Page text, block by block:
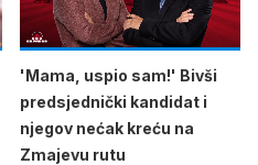
'Mama, uspio sam!' Bivši
predsjednički kandidat i
njegov nećak kreću na
Zmajevu rutu